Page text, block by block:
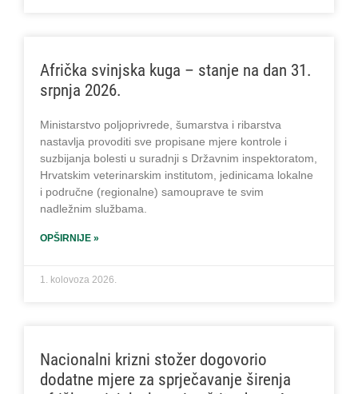
Afrička svinjska kuga – stanje na dan 31.
srpnja 2026.
Ministarstvo poljoprivrede, šumarstva i ribarstva
nastavlja provoditi sve propisane mjere kontrole i
suzbijanja bolesti u suradnji s Državnim inspektoratom,
Hrvatskim veterinarskim institutom, jedinicama lokalne
i područne (regionalne) samouprave te svim
nadležnim službama.
OPŠIRNIJE »
1. kolovoza 2026.
Nacionalni krizni stožer dogovorio
dodatne mjere za sprječavanje širenja